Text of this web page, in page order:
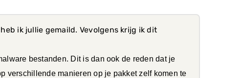
ik jullie gemaild. Vevolgens krijg ik dit
bestanden. Dit is dan ook de reden dat je
verschillende manieren op je pakket zelf komen te